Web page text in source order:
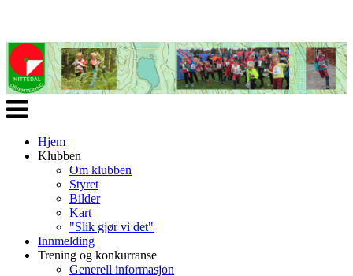
Veksle
navigasjon
Hjem
Klubben
Om klubben
Styret
Bilder
Kart
"Slik gjør vi det"
Innmelding
Trening og konkurranse
Generell informasjon